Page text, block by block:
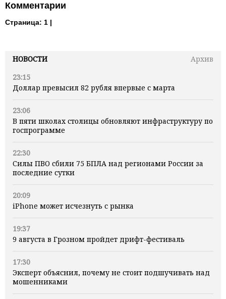
НОВОСТИ
Архив
23:15
Доллар превысил 82 рубля впервые с марта
23:06
В пяти школах столицы обновляют инфраструктуру по
госпрограмме
22:30
Силы ПВО сбили 75 БПЛА над регионами России за
последние сутки
20:09
iPhone может исчезнуть с рынка
19:37
9 августа в Грозном пройдет дрифт-фестиваль
17:30
Эксперт объяснил, почему не стоит подшучивать над
мошенниками
Комментарии
Страница: 1 |